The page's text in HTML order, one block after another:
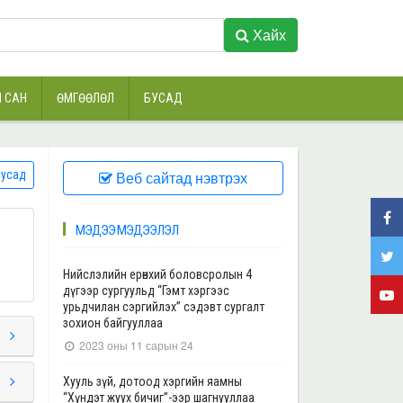
Хайх
САН ӨМГӨӨЛӨЛ БУСАД
Веб сайтад нэвтрэх
МЭДЭЭ МЭДЭЭЛЭЛ
Нийслэлийн ерөнхий боловсролын 4
дүгээр сургуульд “Гэмт хэргээс
урьдчилан сэргийлэх” сэдэвт сургалт
зохион байгууллаа
2023 оны 11 сарын 24
Хууль зүй, дотоод хэргийн яамны
“Хүндэт жуух бичиг”-ээр шагнууллаа